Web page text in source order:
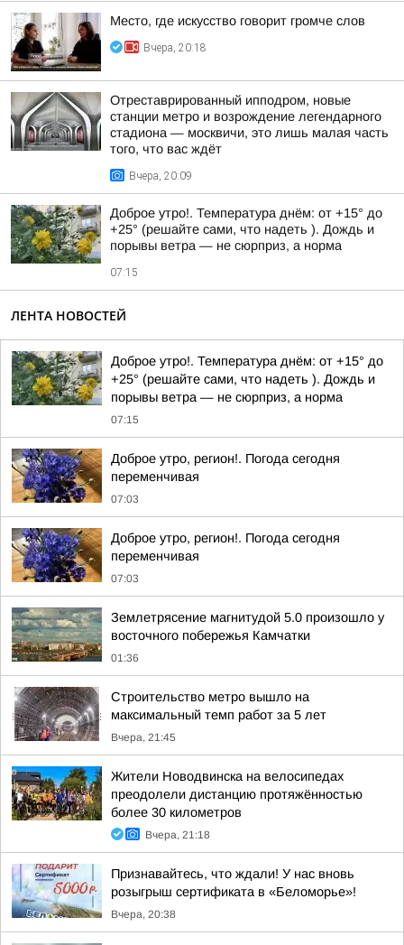
Место, где искусство говорит громче слов
Вчера, 20:18
Отреставрированный ипподром, новые
станции метро и возрождение легендарного
стадиона — москвичи, это лишь малая часть
того, что вас ждёт
Вчера, 20:09
Доброе утро!. Температура днём: от +15° до
+25° (решайте сами, что надеть ). Дождь и
порывы ветра — не сюрприз, а норма
07:15
ЛЕНТА НОВОСТЕЙ
Доброе утро!. Температура днём: от +15° до
+25° (решайте сами, что надеть ). Дождь и
порывы ветра — не сюрприз, а норма
07:15
Доброе утро, регион!. Погода сегодня
переменчивая
07:03
Доброе утро, регион!. Погода сегодня
переменчивая
07:03
Землетрясение магнитудой 5.0 произошло у
восточного побережья Камчатки
01:36
Строительство метро вышло на
максимальный темп работ за 5 лет
Вчера, 21:45
Жители Новодвинска на велосипедах
преодолели дистанцию протяжённостью
более 30 километров
Вчера, 21:18
Признавайтесь, что ждали! У нас вновь
розыгрыш сертификата в «Беломорье»!
Вчера, 20:38